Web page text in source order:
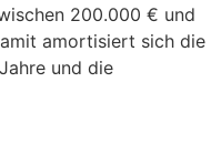
200.000 € und
amortisiert sich die
und die